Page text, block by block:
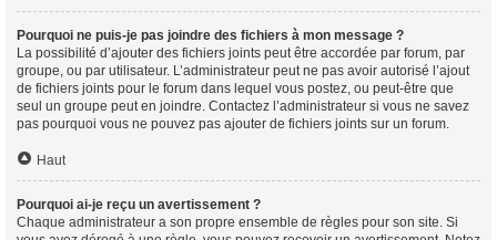
Pourquoi ne puis-je pas joindre des fichiers à mon message ?
La possibilité d’ajouter des fichiers joints peut être accordée par forum, par
groupe, ou par utilisateur. L’administrateur peut ne pas avoir autorisé l’ajout
de fichiers joints pour le forum dans lequel vous postez, ou peut-être que
seul un groupe peut en joindre. Contactez l’administrateur si vous ne savez
pas pourquoi vous ne pouvez pas ajouter de fichiers joints sur un forum.
Haut
Pourquoi ai-je reçu un avertissement ?
Chaque administrateur a son propre ensemble de règles pour son site. Si